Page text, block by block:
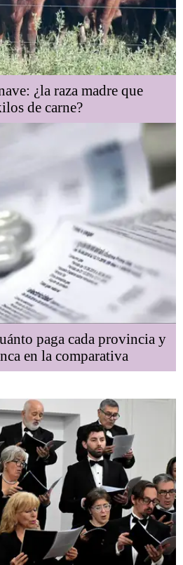
¿la raza madre que
de carne?
paga cada provincia y
en la comparativa